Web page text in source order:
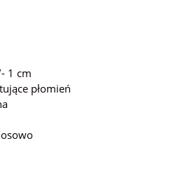
1 cm
płomień